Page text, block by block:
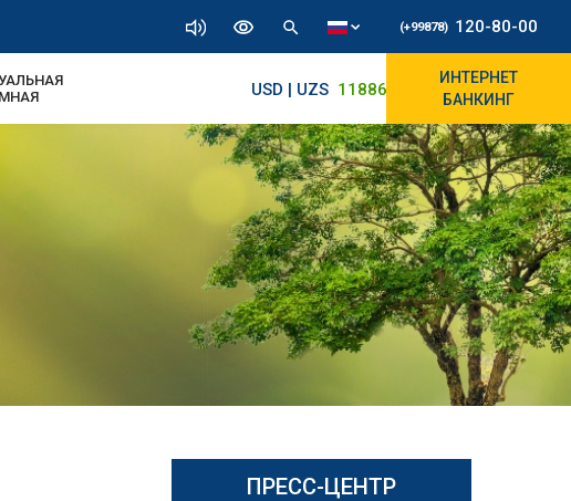
(+99878) 120-80-00
USD | UZS 11886.72 11830/11965
ИНТЕРНЕТ
БАНКИНГ
ПРЕСС-ЦЕНТР